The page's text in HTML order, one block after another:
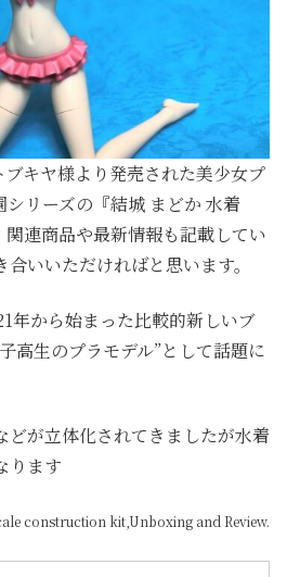
キヤ様より発売された美少女プ
シリーズの『結城 まどか 水着
連商品や最新情報も記載してい
いいただければと思います。
年から始まった比較的新しいブ
高生のプラモデル”として話題に
どが立体化されてきましたが水着
ります
construction kit,Unboxing and Review.